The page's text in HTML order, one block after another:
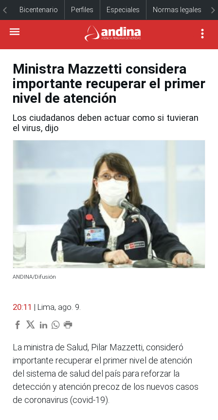
Bicentenario Perfiles Especiales Normas legales
Ministra Mazzetti considera
importante recuperar el primer
nivel de atención
Los ciudadanos deben actuar como si tuvieran
el virus, dijo
ANDINA/Difusión
20:11 | Lima, ago. 9.
La ministra de Salud, Pilar Mazzetti, consideró
importante recuperar el primer nivel de atención
del sistema de salud del país para reforzar la
detección y atención precoz de los nuevos casos
de coronavirus (covid-19).